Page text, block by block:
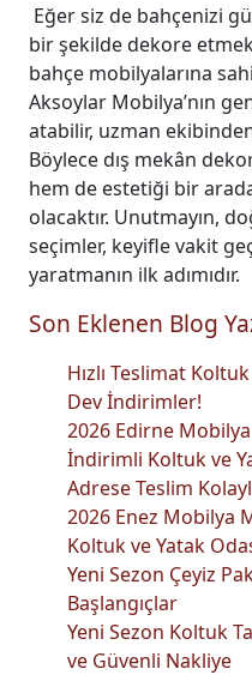
Eğer siz de bahçenizi
bir şekilde dekore
bahçe mobilyalarına
Aksoylar Mobilya’nın
atabilir, uzman
Böylece dış mekân
hem de estetiği bir
olacaktır. Unutmayın,
seçimler, keyifle vakit
yaratmanın ilk adımıdır.
Son Eklenen Blog
Hızlı Teslimat
Dev İndirimler!
2026 Edirne Mobilya
İndirimli Koltuk ve
Adrese Teslim
2026 Enez Mobilya
Koltuk ve Yatak
Yeni Sezon Çeyiz
Başlangıçlar
Yeni Sezon Koltuk
ve Güvenli Nakliye